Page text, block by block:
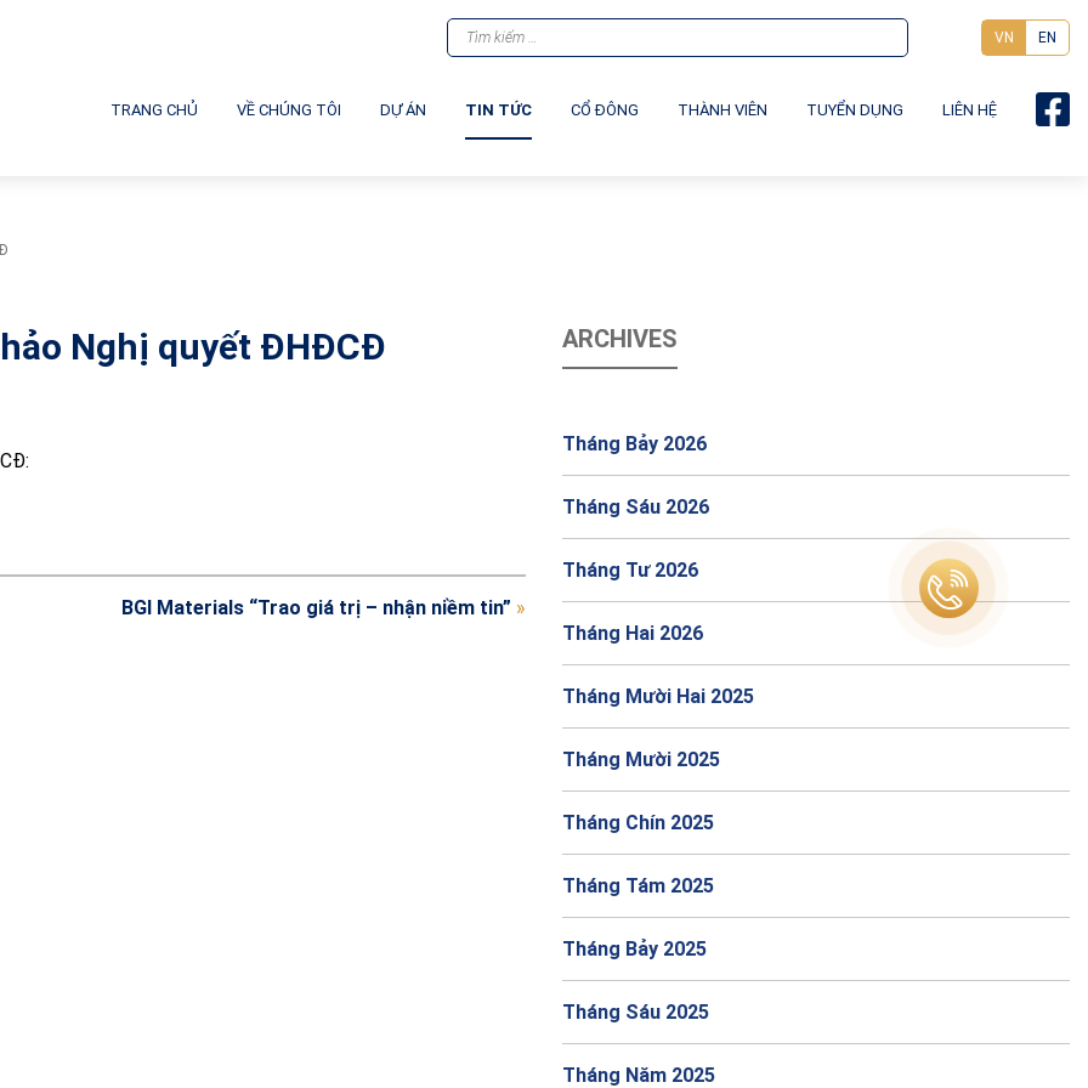
VN EN
TRANG CHỦ VỀ CHÚNG TÔI DỰ ÁN TIN TỨC CỔ ĐÔNG THÀNH VIÊN TUYỂN DỤNG LIÊN HỆ
Nghị quyết ĐHĐCĐ
BGI Materials “Trao giá trị – nhận niềm tin” »
ARCHIVES
Tháng Bảy 2026
Tháng Sáu 2026
Tháng Tư 2026
Tháng Hai 2026
Tháng Mười Hai 2025
Tháng Mười 2025
Tháng Chín 2025
Tháng Tám 2025
Tháng Bảy 2025
Tháng Sáu 2025
Tháng Năm 2025